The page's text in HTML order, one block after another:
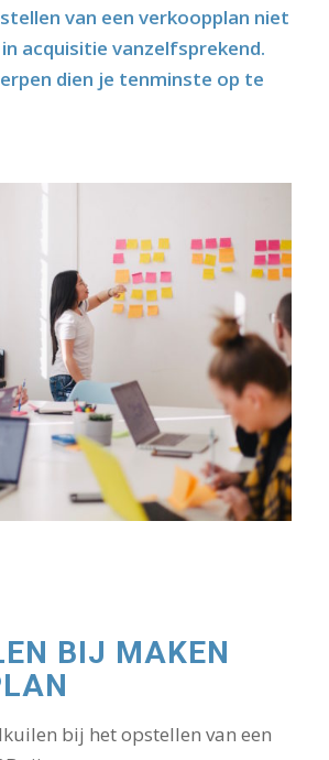
van een verkoopplan niet
acquisitie vanzelfsprekend.
dien je tenminste op te
BIJ MAKEN
bij het opstellen van een